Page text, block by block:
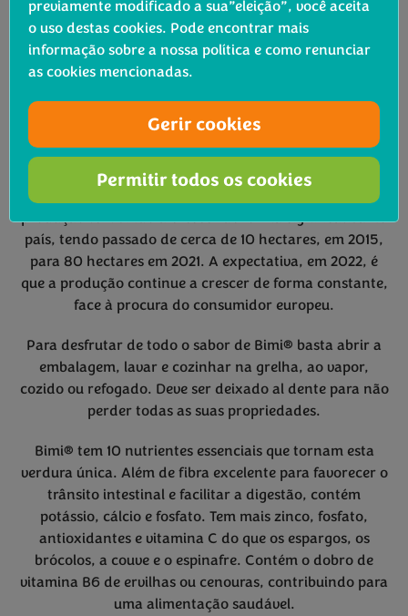
é muito fácil e prático de preparar. Com sabor mais
suave e doce do que os brócolos, resulta do cruzamento
natural de duas espécies pertencentes à família das
Portugal já é um dos principais produtores de Bimi® da
Europa e fornece quer o mercado nacional, quer
internacional. Cultivado principalmente na região do
Oeste, Ribatejo e também no Sudoeste Alentejano, a
produção tem vindo a crescer de forma significativa no
país, tendo passado de cerca de 10 hectares, em 2015,
para 80 hectares em 2021. A expectativa, em 2022, é
que a produção continue a crescer de forma constante,
face à procura do consumidor europeu.
Para desfrutar de todo o sabor de Bimi® basta abrir a
embalagem, lavar e cozinhar na grelha, ao vapor,
cozido ou refogado. Deve ser deixado al dente para não
perder todas as suas propriedades.
Bimi® tem 10 nutrientes essenciais que tornam esta
verdura única. Além de fibra excelente para favorecer o
trânsito intestinal e facilitar a digestão, contém
potássio, cálcio e fosfato. Tem mais zinco, fosfato,
antioxidantes e vitamina C do que os espargos, os
brócolos, a couve e o espinafre. Contém o dobro de
vitamina B6 de ervilhas ou cenouras, contribuindo para
uma alimentação saudável.
previamente modificado a sua”eleição”, você aceita
o uso destas cookies. Pode encontrar mais
informação sobre a nossa política e como renunciar
as cookies mencionadas.
Gerir cookies
Permitir todos os cookies